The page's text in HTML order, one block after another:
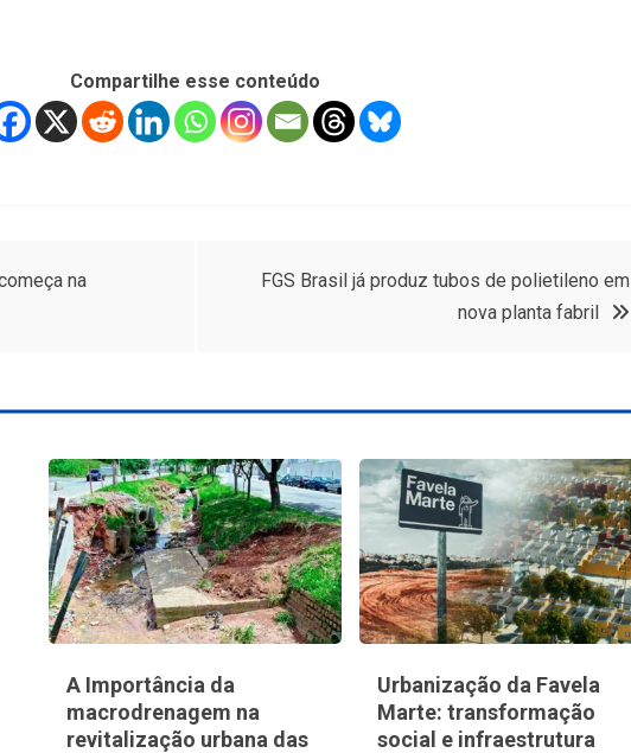
Compartilhe esse conteúdo
na
FGS Brasil já produz tubos de polietileno em
nova planta fabril
A Importância da
macrodrenagem na
revitalização urbana das
Urbanização da Favela
Marte: transformação
social e infraestrutura